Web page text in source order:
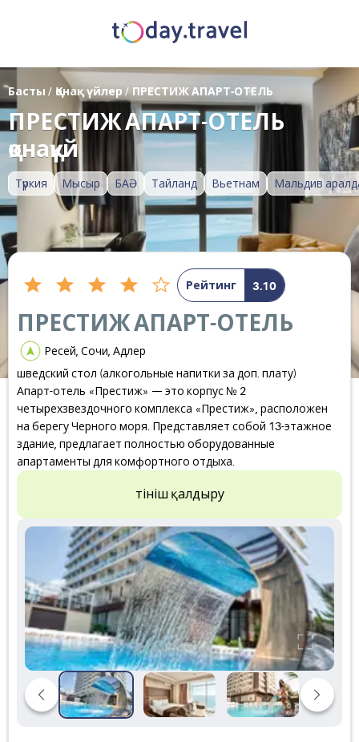
Түркия Мысыр БАӘ Тайланд Вьетнам Мальдив
Басты / Қонақ үйлер/ ПРЕСТИЖ АПАРТ-ОТЕЛЬ
ПРЕСТИЖ АПАРТ-ОТЕЛЬ
қонақүй
Рейтинг 3.10
ПРЕСТИЖ АПАРТ-ОТЕЛЬ
Ресей, Сочи, Адлер
шведский стол (алкогольные напитки за доп. плату)
Апарт-отель «Престиж» — это корпус № 2
четырехзвездочного комплекса «Престиж», расположен
на берегу Черного моря. Представляет собой 13-этажное
здание, предлагает полностью оборудованные
апартаменты для комфортного отдыха.
Өтініш қалдыру